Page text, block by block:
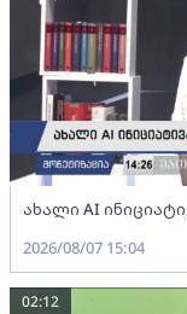
ახალი AI
2026/08/07 15:04
02:12